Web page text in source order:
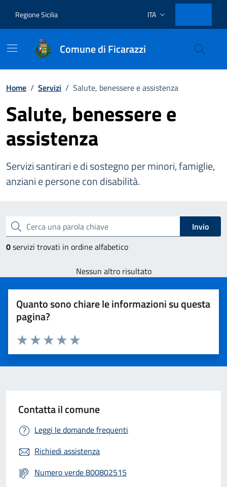
Regione Sicilia Lingua attiva:
ITA
Comune di Ficarazzi
Home / Servizi / Salute, benessere e assistenza
Salute, benessere e
assistenza
Servizi santirari e di sostegno per minori, famiglie,
anziani e persone con disabilità.
Cerca una parola chiave
Invio
0servizi trovati in ordine alfabetico
Nessun altro risultato
Quanto sono chiare le informazioni su questa
pagina?
Valuta 5 stelle su 5
Valuta 4 stelle su 5
Valuta 3 stelle su 5
Valuta 2 stelle su 5
Valuta 1 stelle su 5
Contatta il comune
Leggi le domande frequenti
Richiedi assistenza
Numero verde 800802515